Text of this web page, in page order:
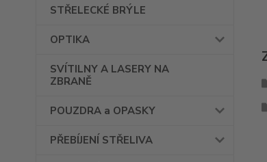
STŘELECKÉ BRÝLE
OPTIKA
SVÍTILNY A LASERY NA
ZBRANĚ
POUZDRA a OPASKY
PŘEBÍJENÍ STŘELIVA